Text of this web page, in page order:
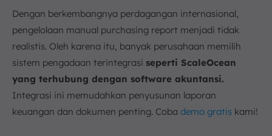
Dengan berkembangnya perdagangan internasional,
pengelolaan manual purchasing report menjadi tidak
realistis. Oleh karena itu, banyak perusahaan memilih
sistem pengadaan terintegrasi seperti ScaleOcean
yang terhubung dengan software akuntansi.
Integrasi ini memudahkan penyusunan laporan
keuangan dan dokumen penting. Coba demo gratis kami!